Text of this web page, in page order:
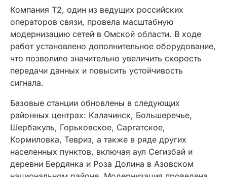
Компания Т2, один из ведущих российских
операторов связи, провела масштабную
модернизацию сетей в Омской области. В ходе
работ установлено дополнительное оборудование,
что позволило значительно увеличить скорость
передачи данных и повысить устойчивость
сигнала.
Базовые станции обновлены в следующих
районных центрах: Калачинск, Большеречье,
Шербакуль, Горьковское, Саргатское,
Кормиловка, Тевриз, а также в ряде других
населенных пунктов, включая аул Сегизбай и
деревни Бердянка и Роза Долина в Азовском